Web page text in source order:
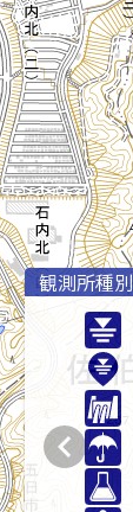
観測所種別
chevron_left